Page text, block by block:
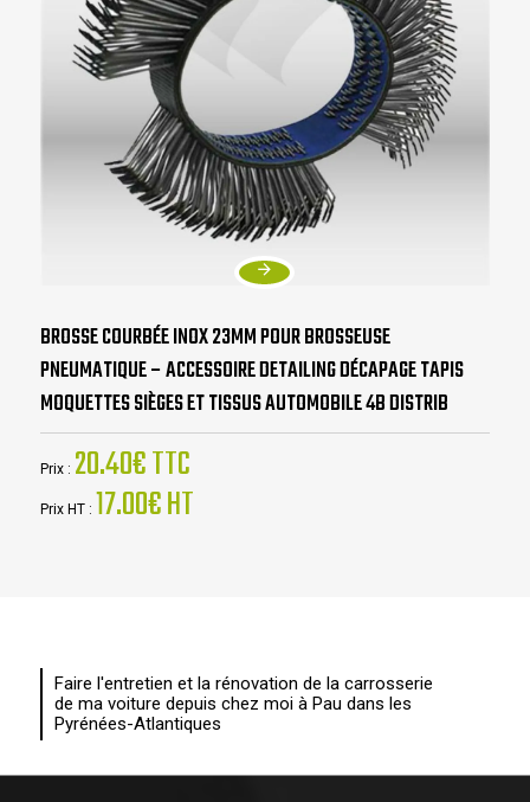
BROSSE COURBÉE INOX 23MM POUR BROSSEUSE
PNEUMATIQUE – ACCESSOIRE DETAILING DÉCAPAGE TAPIS
MOQUETTES SIÈGES ET TISSUS AUTOMOBILE 4B DISTRIB
Prix : 20.40€ TTC
Prix HT : 17.00€ HT
Faire l'entretien et la rénovation de la carrosserie
de ma voiture depuis chez moi à Pau dans les
Pyrénées-Atlantiques